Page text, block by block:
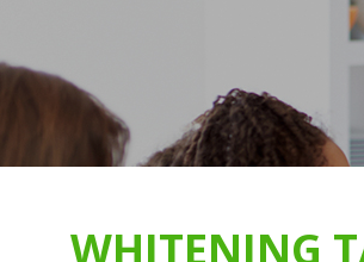
WHITENING